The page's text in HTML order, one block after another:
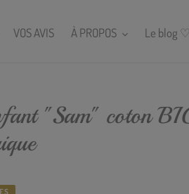
VOS AVIS À PROPOS Le blog ♡
"Sam" coton